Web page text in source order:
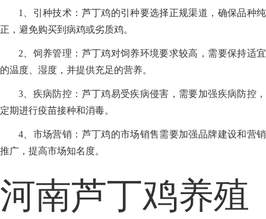
1、引种技术：芦丁鸡的引种要选择正规渠道，确保品种纯
正，避免购买到病鸡或劣质鸡。
2、饲养管理：芦丁鸡对饲养环境要求较高，需要保持适宜
的温度、湿度，并提供充足的营养。
3、疾病防控：芦丁鸡易受疾病侵害，需要加强疾病防控，
定期进行疫苗接种和消毒。
4、市场营销：芦丁鸡的市场销售需要加强品牌建设和营销
推广，提高市场知名度。
河南芦丁鸡养殖